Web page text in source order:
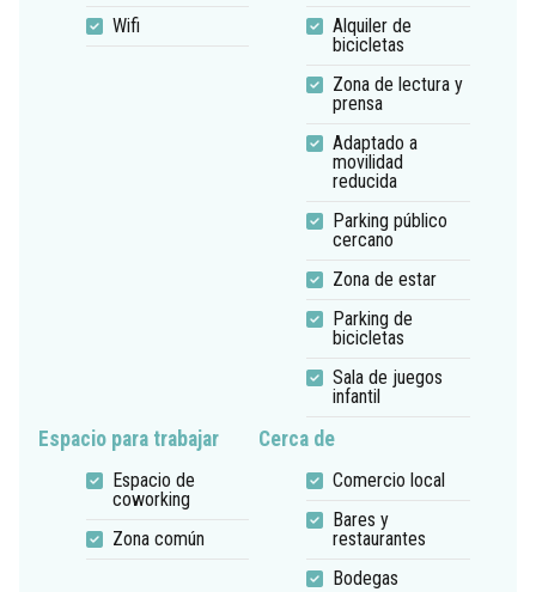
Wifi
Alquiler de
bicicletas
Zona de lectura y
prensa
Adaptado a
movilidad
reducida
Parking público
cercano
Zona de estar
Parking de
bicicletas
Sala de juegos
infantil
Espacio para trabajar
Espacio de
coworking
Zona común
Cerca de
Comercio local
Bares y
restaurantes
Bodegas